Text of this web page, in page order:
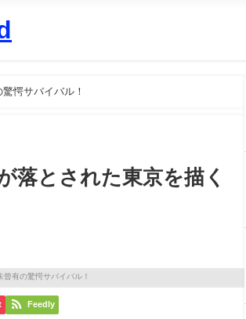
愕サバイバル！
落とされた東京を描く
Feedly